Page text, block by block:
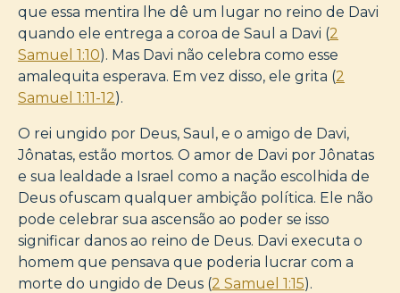
que essa mentira lhe dê um lugar no reino de Davi
quando ele entrega a coroa de Saul a Davi (2
Samuel 1:10). Mas Davi não celebra como esse
amalequita esperava. Em vez disso, ele grita (2
Samuel 1:11-12).
O rei ungido por Deus, Saul, e o amigo de Davi,
Jônatas, estão mortos. O amor de Davi por Jônatas
e sua lealdade a Israel como a nação escolhida de
Deus ofuscam qualquer ambição política. Ele não
pode celebrar sua ascensão ao poder se isso
significar danos ao reino de Deus. Davi executa o
homem que pensava que poderia lucrar com a
morte do ungido de Deus (2 Samuel 1:15).